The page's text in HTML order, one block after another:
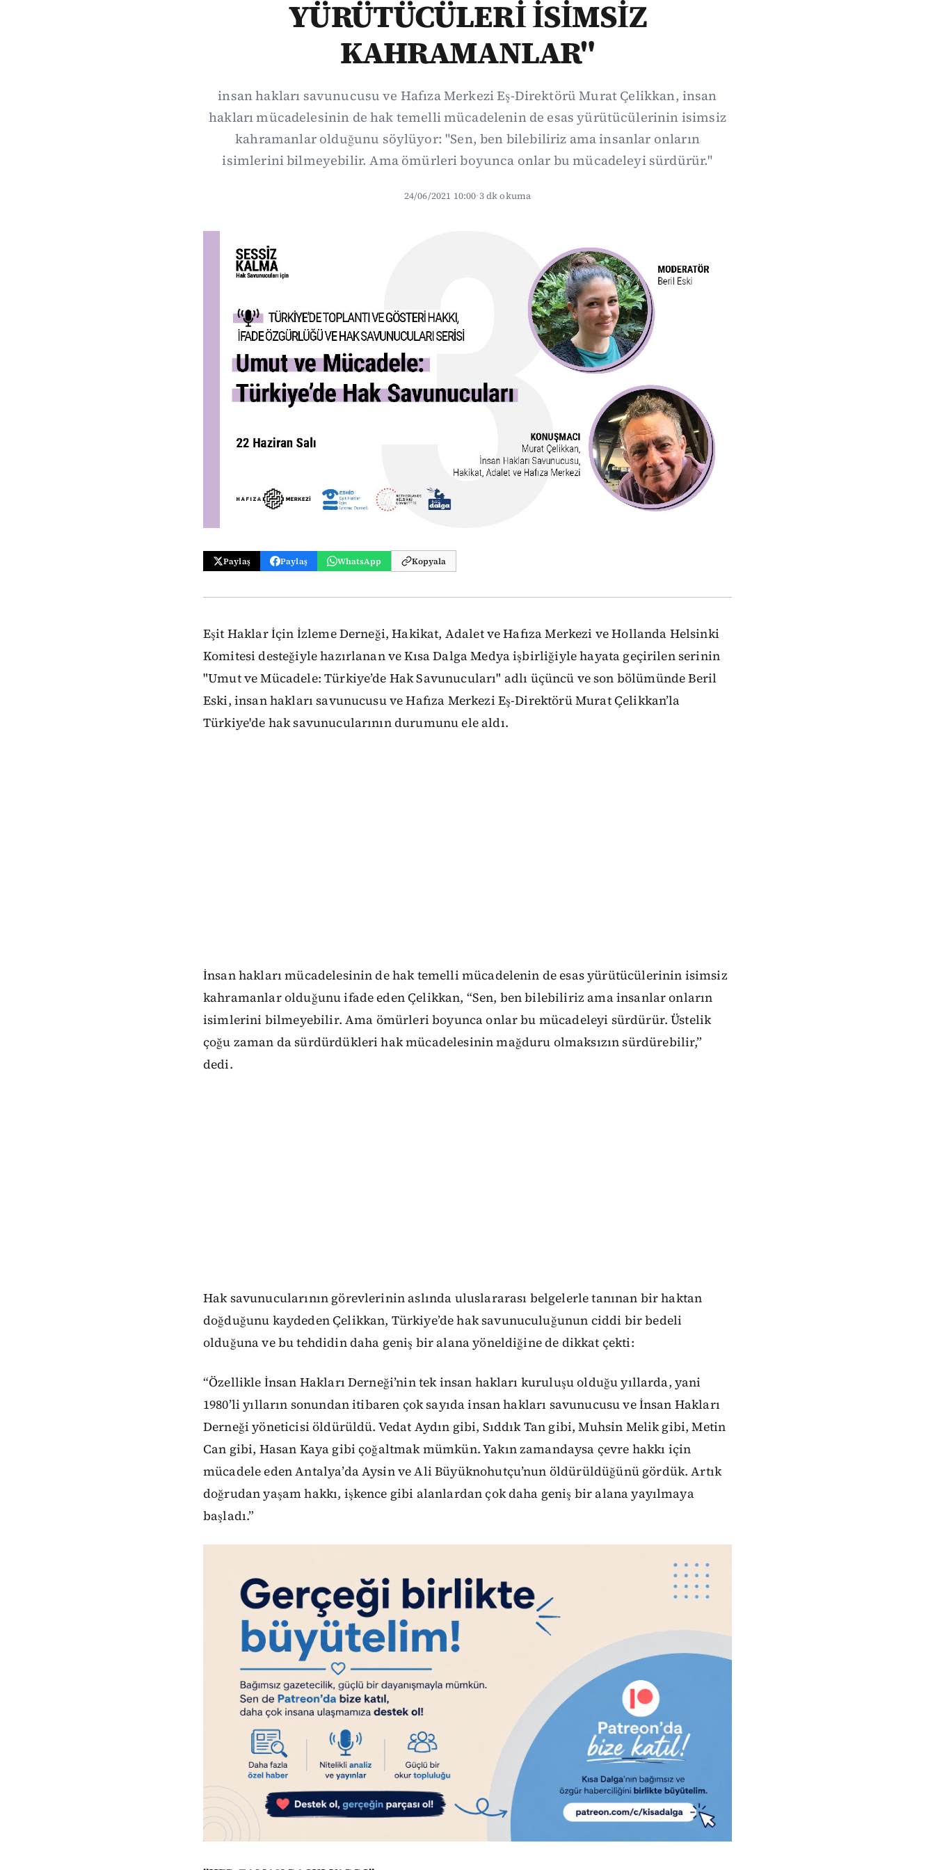
YÜRÜTÜCÜLERİ İSİMSİZ
KAHRAMANLAR"
insan hakları savunucusu ve Hafıza Merkezi Eş-Direktörü Murat Çelikkan, insan
hakları mücadelesinin de hak temelli mücadelenin de esas yürütücülerinin isimsiz
kahramanlar olduğunu söylüyor: "Sen, ben bilebiliriz ama insanlar onların
isimlerini bilmeyebilir. Ama ömürleri boyunca onlar bu mücadeleyi sürdürür."
24/06/2021 10:00·3 dk okuma
Paylaş Paylaş WhatsApp Kopyala
Eşit Haklar İçin İzleme Derneği, Hakikat, Adalet ve Hafıza Merkezi ve Hollanda Helsinki
Komitesi desteğiyle hazırlanan ve Kısa Dalga Medya işbirliğiyle hayata geçirilen serinin
"Umut ve Mücadele: Türkiye’de Hak Savunucuları" adlı üçüncü ve son bölümünde Beril
Eski, insan hakları savunucusu ve Hafıza Merkezi Eş-Direktörü Murat Çelikkan’la
Türkiye'de hak savunucularının durumunu ele aldı.
İnsan hakları mücadelesinin de hak temelli mücadelenin de esas yürütücülerinin isimsiz
kahramanlar olduğunu ifade eden Çelikkan, “Sen, ben bilebiliriz ama insanlar onların
isimlerini bilmeyebilir. Ama ömürleri boyunca onlar bu mücadeleyi sürdürür. Üstelik
çoğu zaman da sürdürdükleri hak mücadelesinin mağduru olmaksızın sürdürebilir,”
dedi.
Hak savunucularının görevlerinin aslında uluslararası belgelerle tanınan bir haktan
doğduğunu kaydeden Çelikkan, Türkiye’de hak savunuculuğunun ciddi bir bedeli
olduğuna ve bu tehdidin daha geniş bir alana yöneldiğine de dikkat çekti:
“Özellikle İnsan Hakları Derneği’nin tek insan hakları kuruluşu olduğu yıllarda, yani
1980’li yılların sonundan itibaren çok sayıda insan hakları savunucusu ve İnsan Hakları
Derneği yöneticisi öldürüldü. Vedat Aydın gibi, Sıddık Tan gibi, Muhsin Melik gibi, Metin
Can gibi, Hasan Kaya gibi çoğaltmak mümkün. Yakın zamandaysa çevre hakkı için
mücadele eden Antalya’da Aysin ve Ali Büyüknohutçu’nun öldürüldüğünü gördük. Artık
doğrudan yaşam hakkı, işkence gibi alanlardan çok daha geniş bir alana yayılmaya
başladı.”